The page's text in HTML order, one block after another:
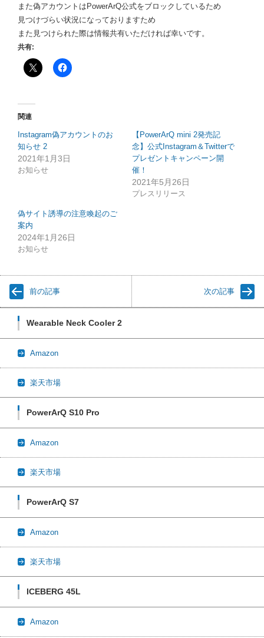
また偽アカウントはPowerArQ公式をブロックしているため
見つけづらい状況になっておりますため
また見つけられた際は情報共有いただければ幸いです。
共有:
関連
Instagram偽アカウントのお
知らせ 2
2021年1月3日
お知らせ
【PowerArQ mini 2発売記
念】公式Instagram＆Twitterで
プレゼントキャンペーン開
催！
2021年5月26日
プレスリリース
偽サイト誘導の注意喚起のご
案内
2024年1月26日
お知らせ
前の記事 次の記事
Wearable Neck Cooler 2
Amazon
楽天市場
PowerArQ S10 Pro
Amazon
楽天市場
PowerArQ S7
Amazon
楽天市場
ICEBERG 45L
Amazon